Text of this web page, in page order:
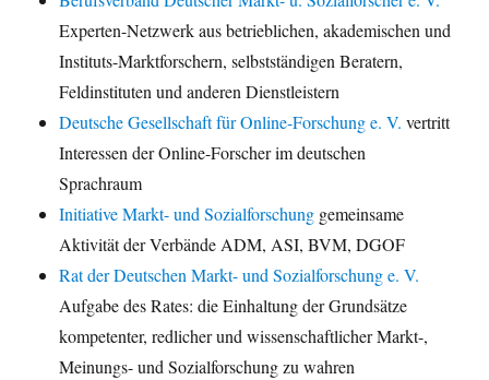
Experten-Netzwerk aus betrieblichen, akademischen und
Instituts-Marktforschern, selbstständigen Beratern,
Feldinstituten und anderen Dienstleistern
Deutsche Gesellschaft für Online-Forschung e. V. vertritt
Interessen der Online-Forscher im deutschen
Sprachraum
Initiative Markt- und Sozialforschung gemeinsame
Aktivität der Verbände ADM, ASI, BVM, DGOF
Rat der Deutschen Markt- und Sozialforschung e. V.
Aufgabe des Rates: die Einhaltung der Grundsätze
kompetenter, redlicher und wissenschaftlicher Markt-,
Meinungs- und Sozialforschung zu wahren